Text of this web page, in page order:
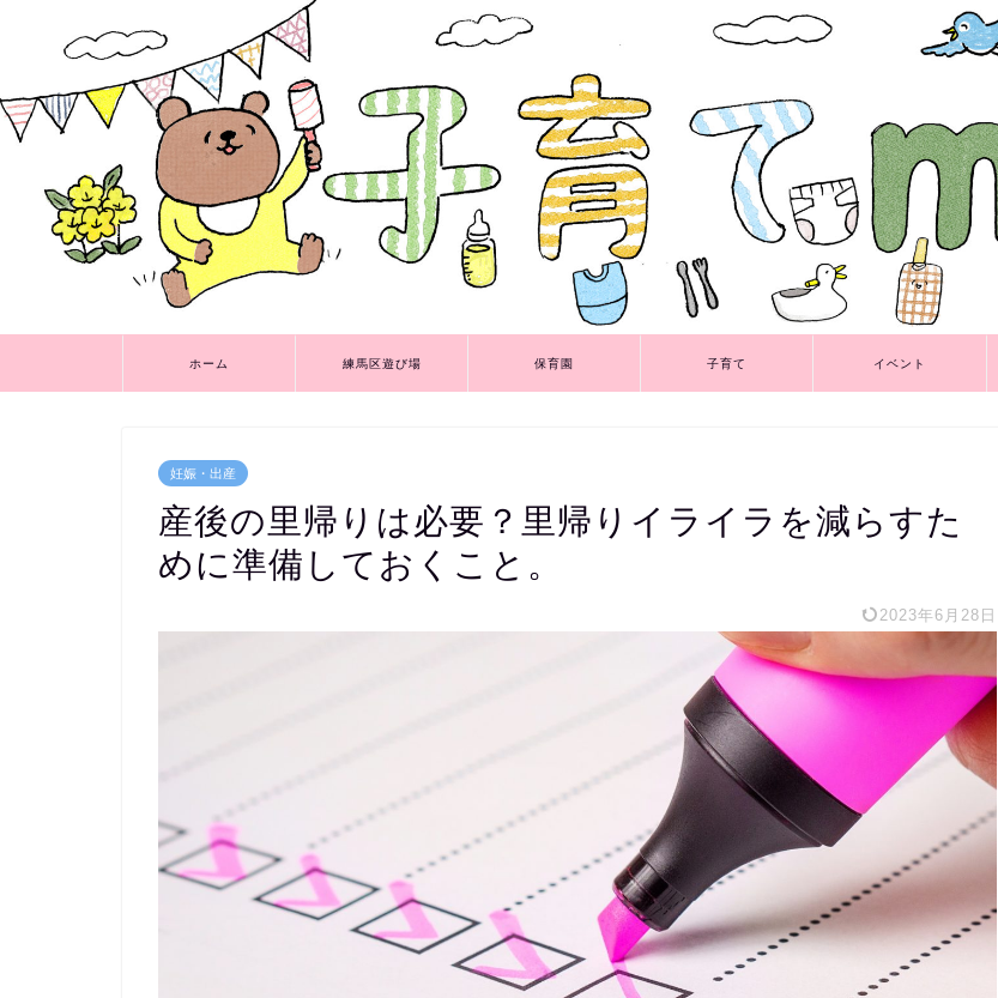
ホーム 練馬区遊び場 保育園 子育て イベント
妊娠・出産
産後の里帰りは必要？里帰りイライラを減らすた
めに準備しておくこと。
2023年6月28日